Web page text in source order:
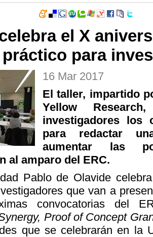
el X
para
16 Mar 2017
El taller, impartido
Yellow
investigadores los
para redactar
aumentar las
al amparo del ERC.
Pablo de Olavide
que van a
convocatorias del
Proof of Concept
que se celebrarán en la